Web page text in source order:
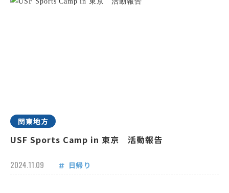
関東地方
USF Sports Camp in 東京 活動報告
2024.11.09 日帰り